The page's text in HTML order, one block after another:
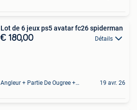
Lot de 6 jeux ps5 avatar fc26 spiderman
€ 180,00 Détails
Angleur + Partie De Ougree + Partie De Tilff Et De Embourg 19 avr. 26